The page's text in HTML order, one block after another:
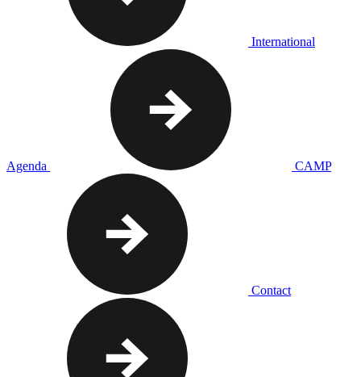
International
Agenda CAMP
Contact